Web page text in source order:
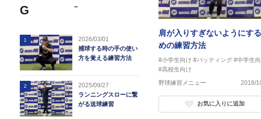
G
－
1
2026/03/01
捕球する時の手の使い
方を覚える練習方法
2
2025/09/27
ランニングスローに繋
がる送球練習
肩が入りすぎないようにす
めの練習方法
#小学生向け #バッティング #中学生
#高校生向け
野球練習メニュー
2018/
お気に入りに追加